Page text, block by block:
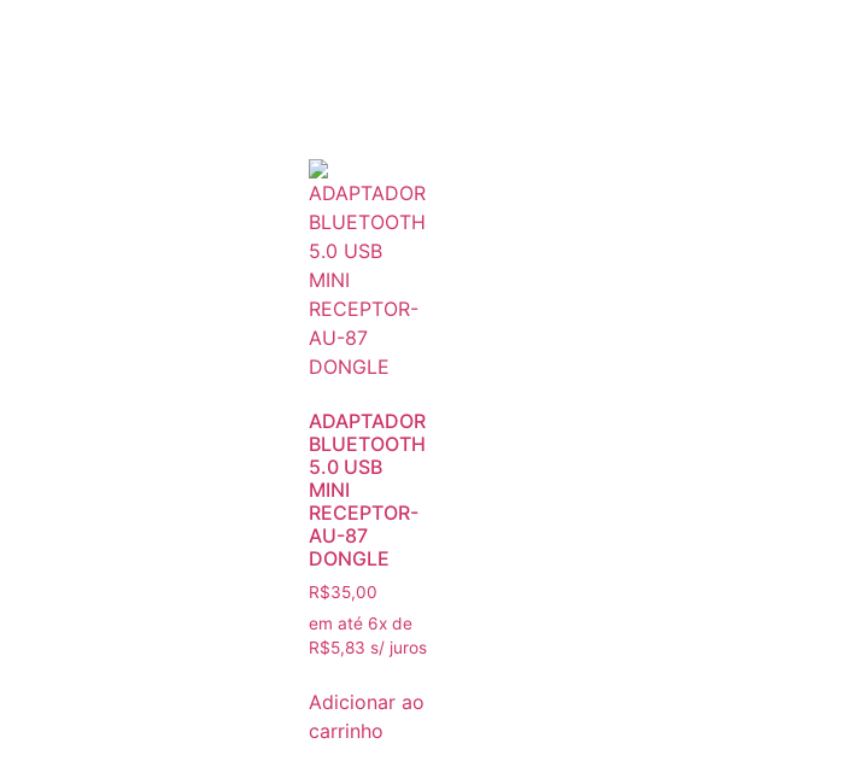
ADAPTADOR
BLUETOOTH
5.0 USB
MINI
RECEPTOR-
AU-87
DONGLE
R$35,00
em até 6x de
R$5,83 s/ juros
Adicionar ao
carrinho